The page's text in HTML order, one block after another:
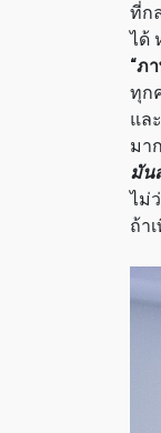
ที่ก
ได้
“ภ
ทุก
แล
มา
มัน
ไม่
ถ้า